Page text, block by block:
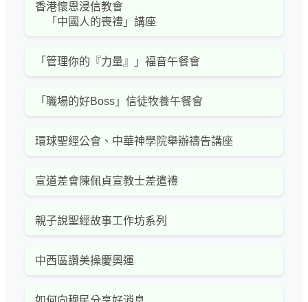
香港懷恩浸信教會
「中國人的喪禮」講座
「管理你的『力量』」福音午餐會
「職場的好Boss」信徒牧養午餐會
環球聖經公會、中華神學院舉辦禱告講座
宣道差會陳佩貞宣教士差遣禮
親子說聖經故事工作坊系列
中西區讚美操慶奧運